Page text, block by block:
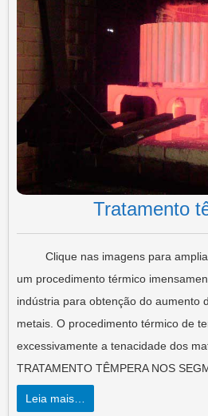
Tratamento
Clique nas imagens para
um procedimento térmico
indústria para obtenção do aumento
metais. O procedimento térmico de
excessivamente a tenacidade dos
TRATAMENTO TÊMPERA NOS
Leia mais…